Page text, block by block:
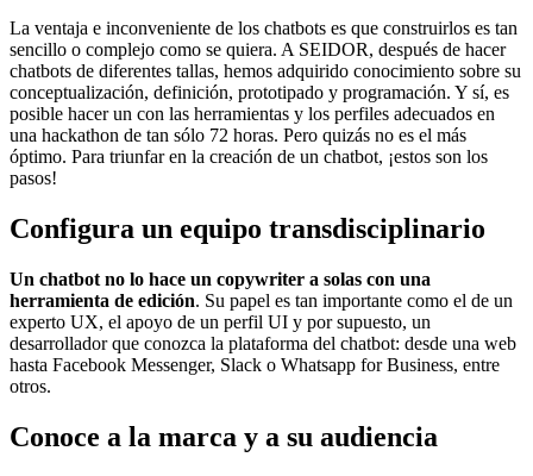
La ventaja e inconveniente de los chatbots es que construirlos es tan
sencillo o complejo como se quiera. A SEIDOR, después de hacer
chatbots de diferentes tallas, hemos adquirido conocimiento sobre su
conceptualización, definición, prototipado y programación. Y sí, es
posible hacer un con las herramientas y los perfiles adecuados en
una hackathon de tan sólo 72 horas. Pero quizás no es el más
óptimo. Para triunfar en la creación de un chatbot, ¡estos son los
pasos!
Configura un equipo transdisciplinario
Un chatbot no lo hace un copywriter a solas con una
herramienta de edición. Su papel es tan importante como el de un
experto UX, el apoyo de un perfil UI y por supuesto, un
desarrollador que conozca la plataforma del chatbot: desde una web
hasta Facebook Messenger, Slack o Whatsapp for Business, entre
otros.
Conoce a la marca y a su audiencia